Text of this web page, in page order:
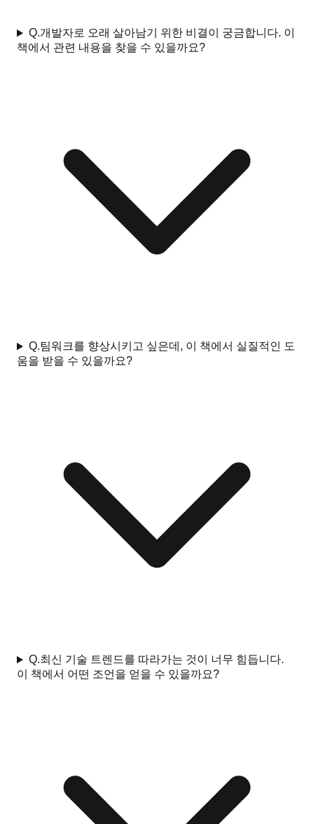
Q.개발자로 오래 살아남기 위한 비결이 궁금합니다. 이
책에서 관련 내용을 찾을 수 있을까요?
Q.팀워크를 향상시키고 싶은데, 이 책에서 실질적인 도
움을 받을 수 있을까요?
Q.최신 기술 트렌드를 따라가는 것이 너무 힘듭니다.
이 책에서 어떤 조언을 얻을 수 있을까요?